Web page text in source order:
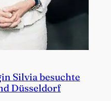
Silvia besuchte
Düsseldorf